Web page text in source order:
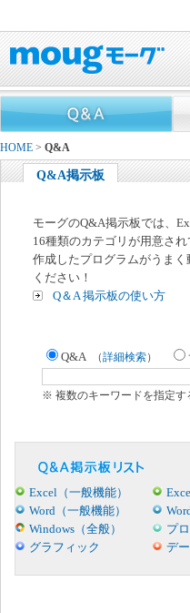
HOME > Q&A
Q&A掲示板
モーグのQ&A掲示板では、
16種類のカテゴリが用意され
作成したプログラムがうま
ください！
Q＆A 掲示板の使い方
Q&A （詳細検索）
※ 複数のキーワードを指定す
Excel（一般機能）
Word（一般機能）
Windows（全般）
プ
グラフィック
デ